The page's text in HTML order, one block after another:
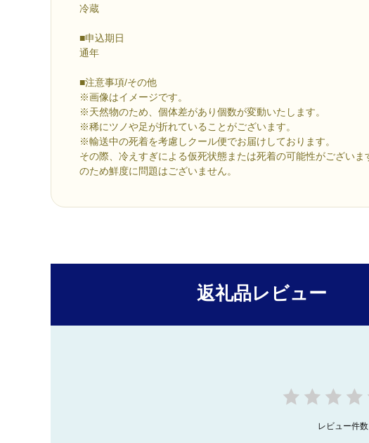
冷蔵
■申込期日
通年
■注意事項/その他
※画像はイメージです。
※天然物のため、個体差があり個数が変動いたします。
※稀にツノや足が折れていることがございます。
※輸送中の死着を考慮しクール便でお届けしております。
その際、冷えすぎによる仮死状態または死着の可能性がございま
のため鮮度に問題はございません。
返礼品レビュー
レビュー件数